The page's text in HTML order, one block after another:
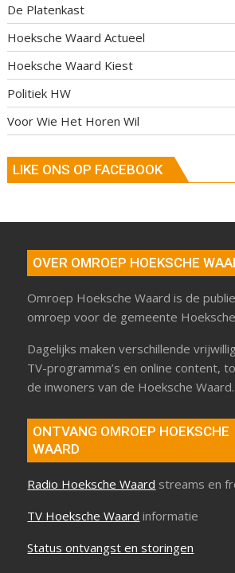
De Platenkast
Hoeksche Waard Actueel
Hoeksche Waard Kiest
Politiek HW
Voor Wie Het Horen Wil
LIKE ONS OP FACEBOOK
OVER OMROEP HOEKSCHE
Omroep Hoeksche Waard is de
omroep voor de gemeente
Dagelijks maken verschillende
TV-programma’s en online content,
de inwoners van de Hoeksche Waard.
ONTVANG OMROEP HOEKSCHE
WAARD
Radio Hoeksche Waard streams en
TV Hoeksche Waard informatie
Status ontvangst en storingen